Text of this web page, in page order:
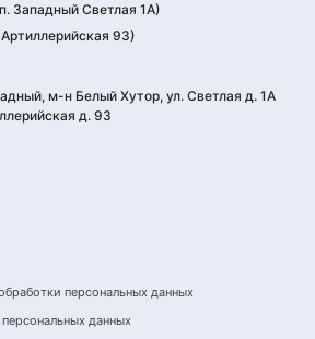
Западный Светлая 1А)
93)
м-н Белый Хутор, ул. Светлая д. 1А
д. 93
персональных данных
данных